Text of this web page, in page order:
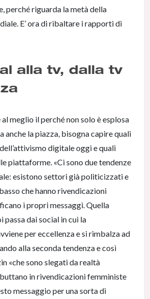
perché riguarda la metà della
E’ ora di ribaltare i rapporti di
alla tv, dalla tv
meglio il perché non solo è esplosa
anche la piazza, bisogna capire quali
digitale oggi e quali
piattaforme. «Ci sono due tendenze
esistono settori già politicizzati e
che hanno rivendicazioni
i propri messaggi. Quella
passa dai social in cui la
per eccellenza e si rimbalza ad
alla seconda tendenza e così
«che sono slegati da realtà
in rivendicazioni femministe
messaggio per una sorta di